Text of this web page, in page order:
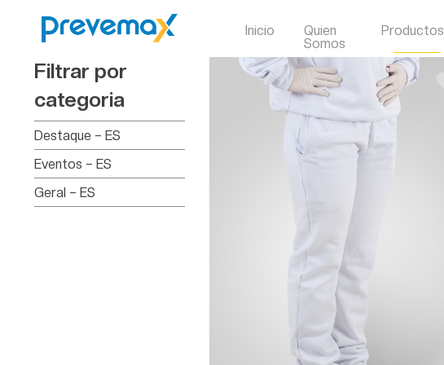
Inicio
Quien
Somos
Productos
Filtrar por
categoria
Destaque – ES
Eventos – ES
Geral – ES